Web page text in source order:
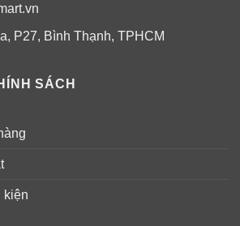
P27, Bình Thạnh, TPHCM
SÁCH
kiện